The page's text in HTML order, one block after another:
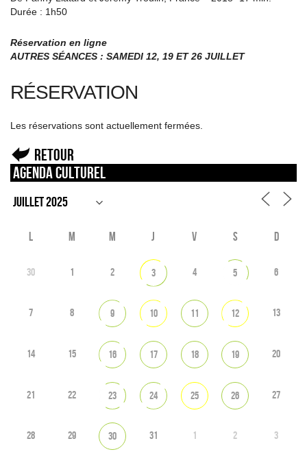
Durée : 1h50
Réservation en ligne
AUTRES SÉANCES : SAMEDI 12, 19 ET 26 JUILLET
RÉSERVATION
Les réservations sont actuellement fermées.
Retour
Agenda culturel
L M M J V S D
30 1 2 3 4 5 6
7 8 9 10 11 12 13
14 15 16 17 18 19 20
21 22 23 24 25 26 27
28 29 30 31 1 2 3